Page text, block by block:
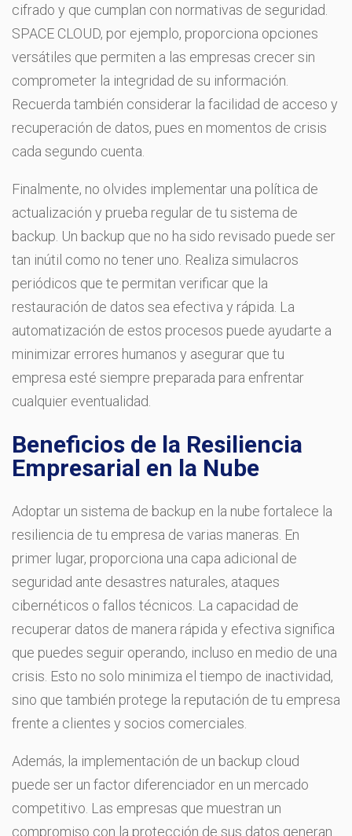
cifrado y que cumplan con normativas de seguridad.
SPACE CLOUD, por ejemplo, proporciona opciones
versátiles que permiten a las empresas crecer sin
comprometer la integridad de su información.
Recuerda también considerar la facilidad de acceso y
recuperación de datos, pues en momentos de crisis
cada segundo cuenta.
Finalmente, no olvides implementar una política de
actualización y prueba regular de tu sistema de
backup. Un backup que no ha sido revisado puede ser
tan inútil como no tener uno. Realiza simulacros
periódicos que te permitan verificar que la
restauración de datos sea efectiva y rápida. La
automatización de estos procesos puede ayudarte a
minimizar errores humanos y asegurar que tu
empresa esté siempre preparada para enfrentar
cualquier eventualidad.
Beneficios de la Resiliencia
Empresarial en la Nube
Adoptar un sistema de backup en la nube fortalece la
resiliencia de tu empresa de varias maneras. En
primer lugar, proporciona una capa adicional de
seguridad ante desastres naturales, ataques
cibernéticos o fallos técnicos. La capacidad de
recuperar datos de manera rápida y efectiva significa
que puedes seguir operando, incluso en medio de una
crisis. Esto no solo minimiza el tiempo de inactividad,
sino que también protege la reputación de tu empresa
frente a clientes y socios comerciales.
Además, la implementación de un backup cloud
puede ser un factor diferenciador en un mercado
competitivo. Las empresas que muestran un
compromiso con la protección de sus datos generan